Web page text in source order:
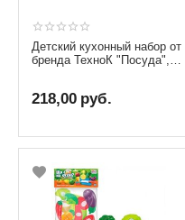
Детский кухонный набор от
бренда ТехноК "Посуда",
218,00 руб.